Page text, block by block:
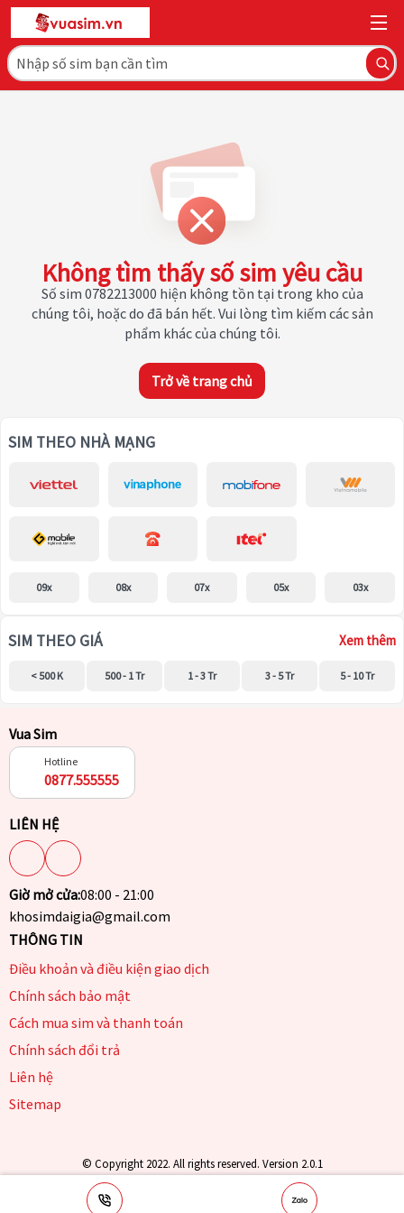
Không tìm thấy số sim yêu cầu
Số sim 0782213000 hiện không tồn tại trong kho của
chúng tôi, hoặc do đã bán hết. Vui lòng tìm kiếm các sản
phẩm khác của chúng tôi.
Trở về trang chủ
SIM THEO NHÀ MẠNG
09x 08x 07x 05x 03x
SIM THEO GIÁ Xem thêm
< 500 K 500 - 1 Tr 1 - 3 Tr 3 - 5 Tr 5 - 10 Tr
Vua Sim
Hotline
0877.555555
LIÊN HỆ
Giờ mở cửa:08:00 - 21:00
khosimdaigia@gmail.com
THÔNG TIN
Điều khoản và điều kiện giao dịch
Chính sách bảo mật
Cách mua sim và thanh toán
Chính sách đổi trả
Liên hệ
Sitemap
© Copyright 2022. All rights reserved. Version 2.0.1